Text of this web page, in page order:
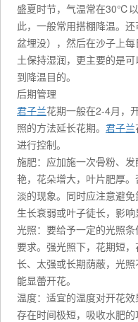
盛夏时节，气温常在30℃
此，一般常用搭棚降温。还
盆埋没），然后在沙子上
土保持湿润，更主要的是
到降温目的。
后期管理
君子兰花期一般在2-4月，
照的方法延长花期。 君子兰
进行控制。
施肥：应加施一次骨粉、
艳，花朵增大，叶片肥厚
淡的现象。同时应注意避
生长衰弱或叶子徒长，影响
光照：要给予一定的光照
要求。强光照下，花期短
长、太强或长期荫蔽，光
能显蕾开花。
温度：适宜的温度对开花
存在时间极短，吸收水肥